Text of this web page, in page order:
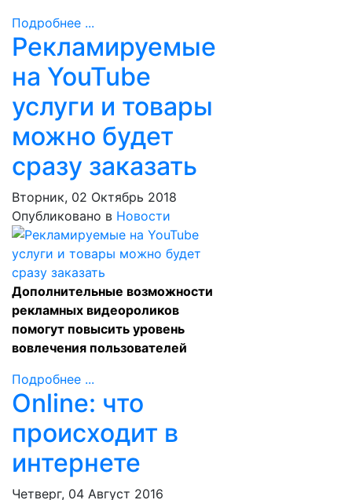
Подробнее ...
Рекламируемые
на YouTube
услуги и товары
можно будет
сразу заказать
Вторник, 02 Октябрь 2018
Опубликовано в Новости
Дополнительные возможности
рекламных видеороликов
помогут повысить уровень
вовлечения пользователей
Подробнее ...
Online: что
происходит в
интернете
Четверг, 04 Август 2016